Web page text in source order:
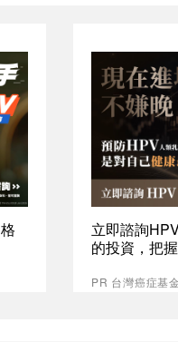
立即諮詢
的投資，把
PR 台灣癌症基